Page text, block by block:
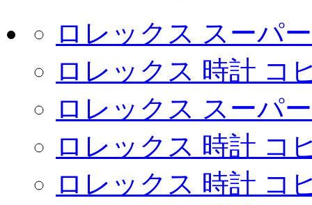
ロレックス スーパ
ロレックス 時計 コ
ロレックス スーパ
ロレックス 時計 コ
ロレックス 時計 コ